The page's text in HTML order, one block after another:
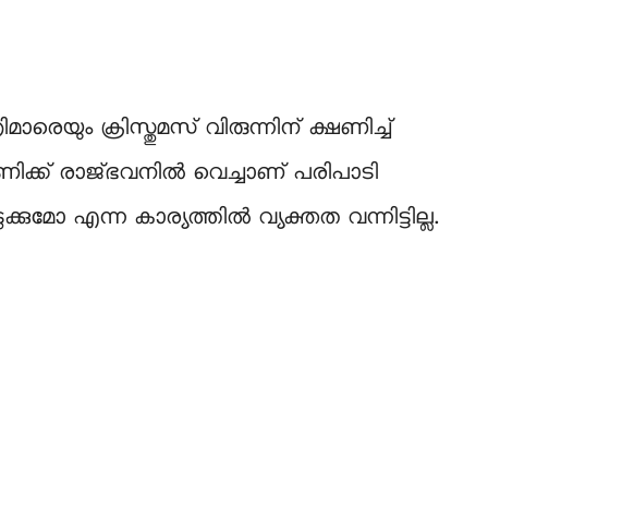
ക്രിസ്തുമസ് വിരുന്നിന് ക്ഷണിച്ച്
രാജ്ഭവനിൽ വെച്ചാണ് പരിപാടി
എന്ന കാര്യത്തിൽ വ്യക്തത വന്നിട്ടില്ല.